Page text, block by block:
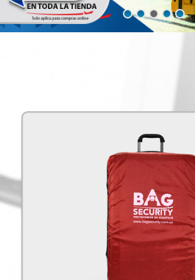
Contacto